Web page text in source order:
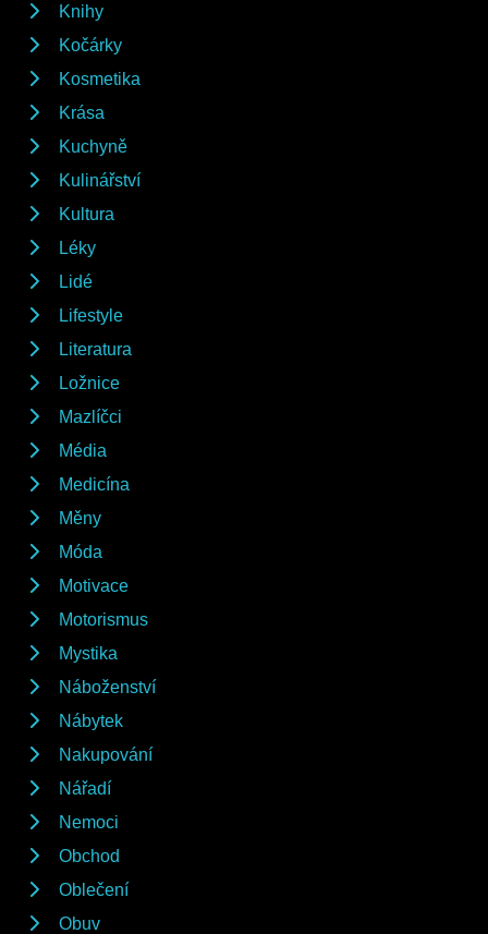
Knihy
Kočárky
Kosmetika
Krása
Kuchyně
Kulinářství
Kultura
Léky
Lidé
Lifestyle
Literatura
Ložnice
Mazlíčci
Média
Medicína
Měny
Móda
Motivace
Motorismus
Mystika
Náboženství
Nábytek
Nakupování
Nářadí
Nemoci
Obchod
Oblečení
Obuv